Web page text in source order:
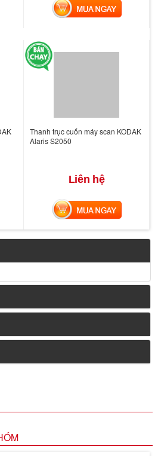
MUA NGAY
Thanh trục cuốn máy scan KODAK
Alaris S2050
Liên hệ
MUA NGAY